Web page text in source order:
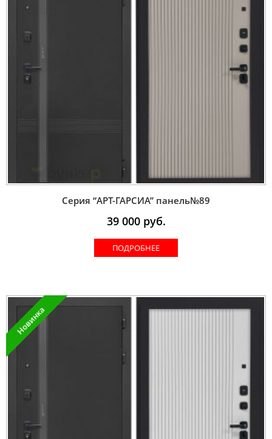
Серия “AРT-ГАРСИА” панель№89
39 000руб.
ПОДРОБНЕЕ
Новинка